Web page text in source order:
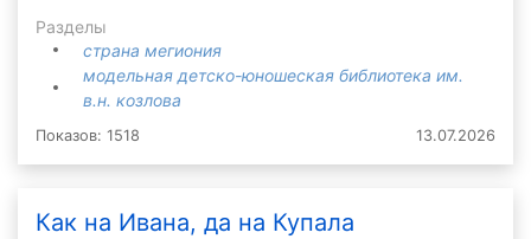
Разделы
страна мегиония
модельная детско-юношеская библиотека им.
в.н. козлова
Показов: 1518 13.07.2026
Как на Ивана, да на Купала